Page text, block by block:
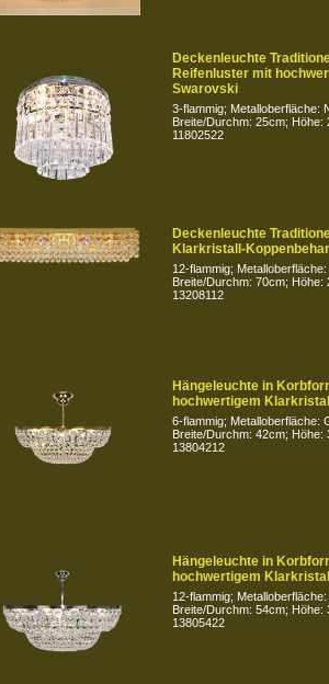
Deckenleuchte
Reifenluster mit
Swarovski
3-flammig; Metalloberfläche:
Breite/Durchm: 25cm; Höhe:
11802522
Deckenleuchte
Klarkristall-
12-flammig;
Breite/Durchm: 70cm; Höhe:
13208112
Hängeleuchte in
hochwertigem
6-flammig; Metalloberfläche:
Breite/Durchm: 42cm; Höhe:
13804212
Hängeleuchte in
hochwertigem
12-flammig;
Breite/Durchm: 54cm; Höhe:
13805422